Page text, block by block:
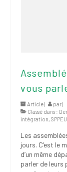
vous
Article | par|
Classé dans :
intégration,
Les
jours. C’est le
d’un même
parler de leurs